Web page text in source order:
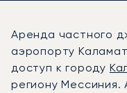
Аренда частного
аэропорту
доступ к городу
региону